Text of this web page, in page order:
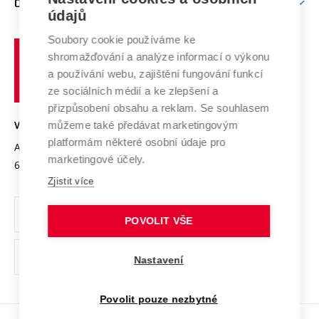
E-přihláška
Doktorské studium
Podpora podnikání
Systém zajišťování kvality výzkumu
Výzkumné infrastruktury
Transfer znalostí
Open Science
Projekty
Projekty ze strukturálních fondů
Specifický výzkum
Zahraniční spolupráce
Spolupráce se školami
Služby univerzity
Mezinárodní dohody
Univerzitní sítě
O UNIVERZITĚ
Profil univerzity
Udržitelná univerzita
Podnikavá univerzita / ContriBUTe
Bezpečná univerzita
Vyznamenání
Organizační struktura
Ochrana osobních údajů
odkaz)
učení
technické
VYSOKÉ UČENÍ TECHNICKÉ V BRNĚ
Antonínská 548/1
602 00 Brno
www.vut.cz
vut@vutbr.cz
údajů
Soubory cookie používáme ke
shromažďování a analýze informací o výkonu
a používání webu, zajištění fungování funkcí
ze sociálních médií a ke zlepšení a
přizpůsobení obsahu a reklam. Se souhlasem
můžeme také předávat marketingovým
platformám některé osobní údaje pro
marketingové účely.
Zjistit více
POVOLIT VŠE
Nastavení
Povolit pouze nezbytné